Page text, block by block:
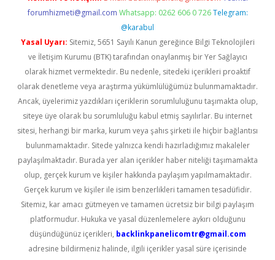
forumhizmeti@gmail.com Whatsapp: 0262 606 0 726 Telegram:
@karabul
Yasal Uyarı: Sitemiz, 5651 Sayılı Kanun gereğince Bilgi Teknolojileri
ve İletişim Kurumu (BTK) tarafından onaylanmış bir Yer Sağlayıcı
olarak hizmet vermektedir. Bu nedenle, sitedeki içerikleri proaktif
olarak denetleme veya araştırma yükümlülüğümüz bulunmamaktadır.
Ancak, üyelerimiz yazdıkları içeriklerin sorumluluğunu taşımakta olup,
siteye üye olarak bu sorumluluğu kabul etmiş sayılırlar. Bu internet
sitesi, herhangi bir marka, kurum veya şahıs şirketi ile hiçbir bağlantısı
bulunmamaktadır. Sitede yalnızca kendi hazırladığımız makaleler
paylaşılmaktadır. Burada yer alan içerikler haber niteliği taşımamakta
olup, gerçek kurum ve kişiler hakkında paylaşım yapılmamaktadır.
Gerçek kurum ve kişiler ile isim benzerlikleri tamamen tesadüfidir.
Sitemiz, kar amacı gütmeyen ve tamamen ücretsiz bir bilgi paylaşım
platformudur. Hukuka ve yasal düzenlemelere aykırı olduğunu
düşündüğünüz içerikleri, backlinkpanelicomtr@gmail.com
adresine bildirmeniz halinde, ilgili içerikler yasal süre içerisinde